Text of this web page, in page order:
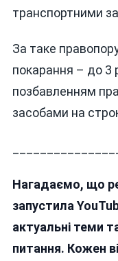
транспортними
За таке
покарання – до 3
позбавленням
засобами на
Нагадаємо, що
запустила
актуальні теми
питання. Кожен